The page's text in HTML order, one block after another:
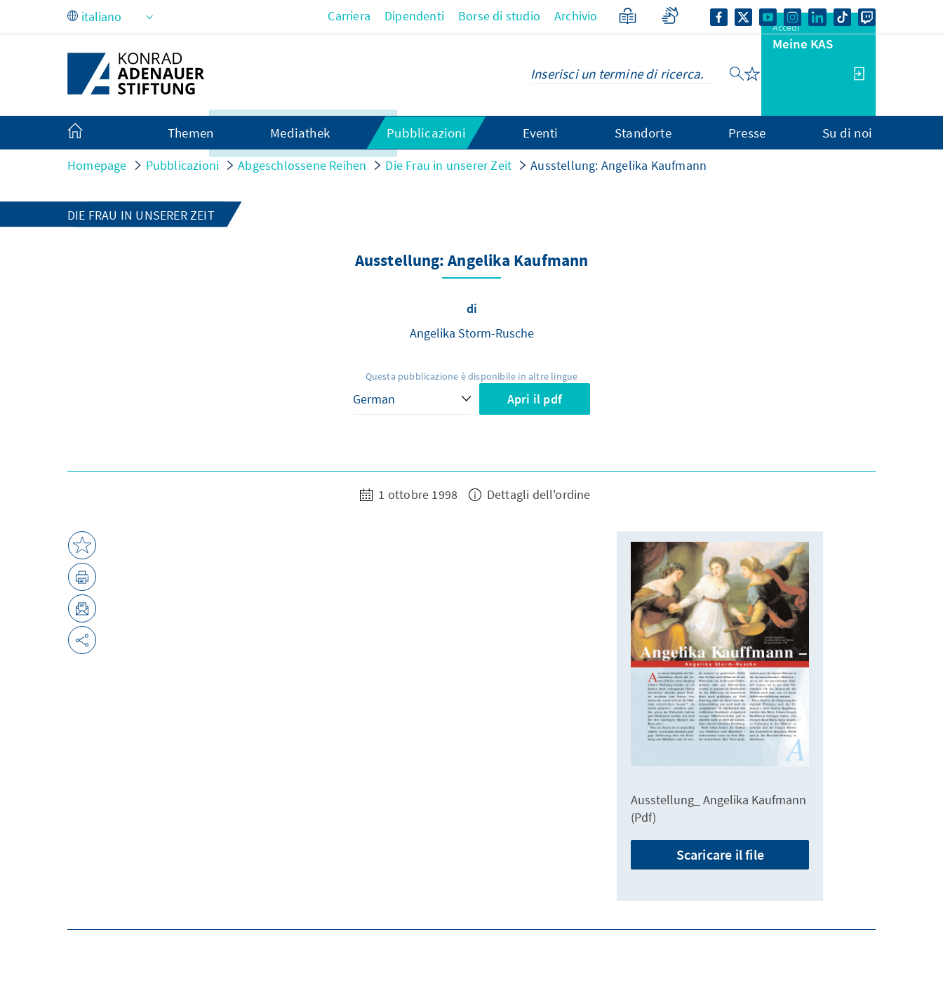
Skip to Main Content
Purtroppo questo contenuto
non esiste in italiano.
Carriera Dipendenti Borse di studio Archivio
Accedi
Meine KAS
Themen Mediathek Pubblicazioni Eventi Standorte Presse Su di noi
Homepage Pubblicazioni Abgeschlossene Reihen Die Frau in unserer Zeit Ausstellung: Angelika Kaufmann
DIE FRAU IN UNSERER ZEIT
Ausstellung: Angelika Kaufmann
di
Angelika Storm-Rusche
Questa pubblicazione è disponibile in altre lingue
Apri il pdf
1 ottobre 1998 Dettagli dell'ordine
Ausstellung_ Angelika Kaufmann
(Pdf)
Scaricare il file